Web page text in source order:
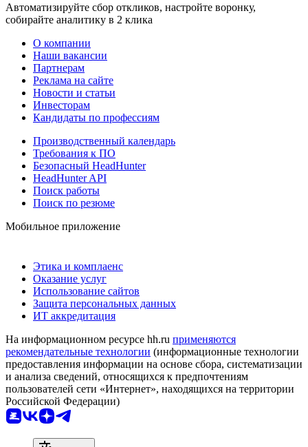
Автоматизируйте сбор откликов, настройте воронку,
собирайте аналитику в 2 клика
О компании
Наши вакансии
Партнерам
Реклама на сайте
Новости и статьи
Инвесторам
Кандидаты по профессиям
Производственный календарь
Требования к ПО
Безопасный HeadHunter
HeadHunter API
Поиск работы
Поиск по резюме
Мобильное приложение
Этика и комплаенс
Оказание услуг
Использование сайтов
Защита персональных данных
ИТ аккредитация
На информационном ресурсе hh.ru применяются
рекомендательные технологии (информационные технологии
предоставления информации на основе сбора, систематизации
и анализа сведений, относящихся к предпочтениям
пользователей сети «Интернет», находящихся на территории
Российской Федерации)